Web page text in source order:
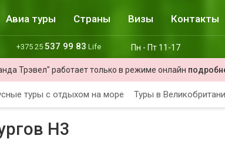
Авиа туры Страны Визы Контакты
+375 25 537 99 83 Life Пн - Пт 11-17
Трэвел" работает только в режиме онлайн
туры с отдыхом на море Туры в
H3